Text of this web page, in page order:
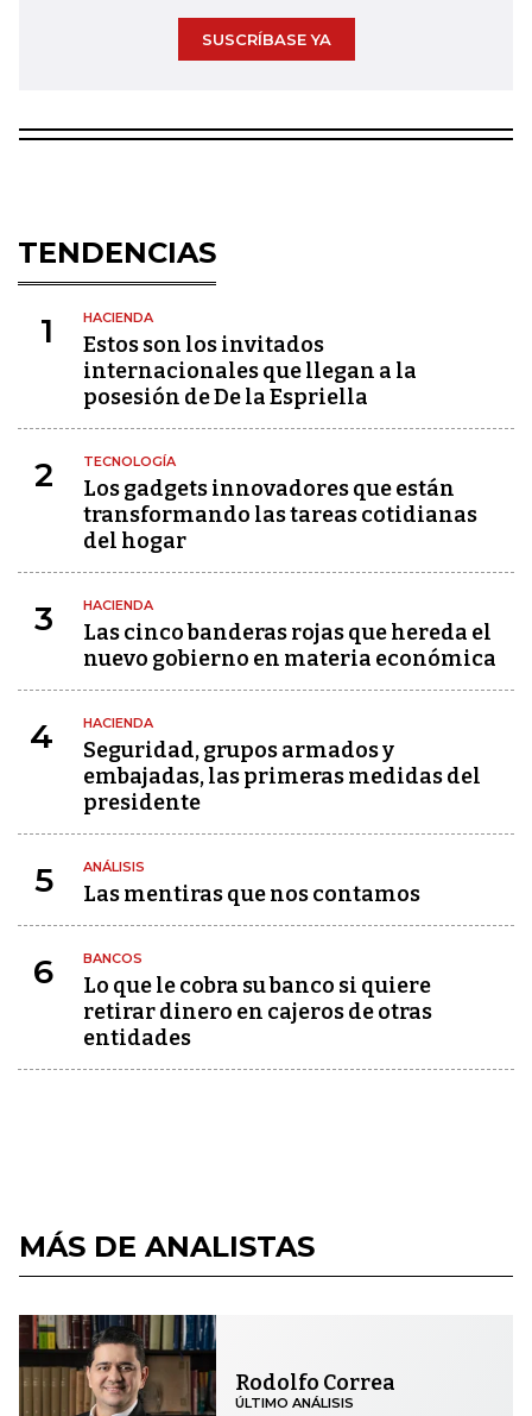
SUSCRÍBASE YA
TENDENCIAS
1 HACIENDA
Estos son los invitados
internacionales que llegan a la
posesión de De la Espriella
2 TECNOLOGÍA
Los gadgets innovadores que están
transformando las tareas cotidianas
del hogar
3 HACIENDA
Las cinco banderas rojas que hereda el
nuevo gobierno en materia económica
4 HACIENDA
Seguridad, grupos armados y
embajadas, las primeras medidas del
presidente
5 ANÁLISIS
Las mentiras que nos contamos
6 BANCOS
Lo que le cobra su banco si quiere
retirar dinero en cajeros de otras
entidades
MÁS DE ANALISTAS
Rodolfo Correa
ÚLTIMO ANÁLISIS